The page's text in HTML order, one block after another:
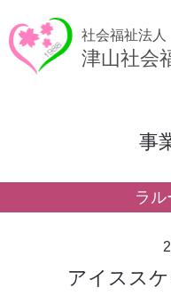
社会福祉法人
津山社会
事
ラ
アイスス